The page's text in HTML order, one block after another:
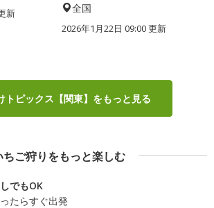
新 全国
2026年1月22日 09:00 更新
トピックス【関東】をもっと見る
ちご狩りをもっと楽しむ
でもOK
たらすぐ出発